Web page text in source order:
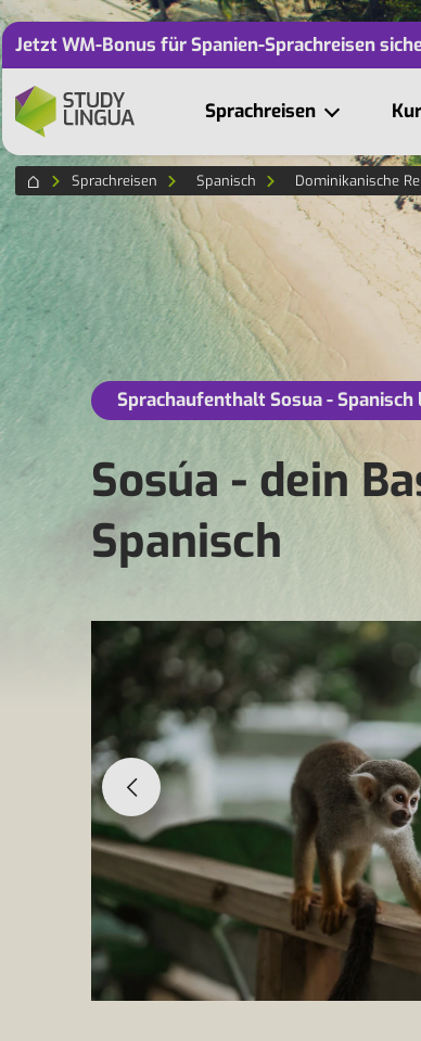
Jetzt WM-Bonus für Spanien-Sprachreisen
Sprachreisen
Sprachreisen Spanisch Dominikanische
Sprachaufenthalt Sosua - Spanisch
Sosúa - dein
Spanisch